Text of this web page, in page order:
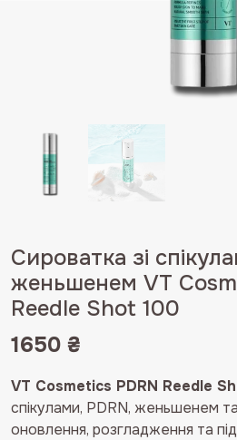
Сироватка зі
женьшенем VT
Reedle Shot 100
1650 ₴
VT Cosmetics PDRN Reedle
спікулами, PDRN, женьшенем
оновлення, розгладження та